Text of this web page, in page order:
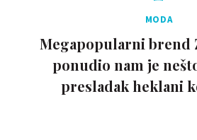
MODA
Megapopularni brend
ponudio nam je
presladak heklani